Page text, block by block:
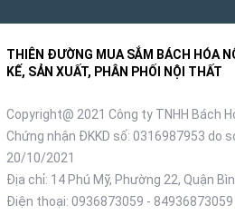
THIÊN ĐƯỜNG MUA SẮM BÁCH HÓA
KẾ, SẢN XUẤT, PHÂN PHỐI NỘI THẤT
Copyright@ 2021 Công ty TNHH Bách
Chứng nhận ĐKKD số: 0316987953 do
20/10/2021
Địa chỉ: 14 Phú Mỹ, Phường 22, Quận
Điện thoại: 0936873059 - 84936873059